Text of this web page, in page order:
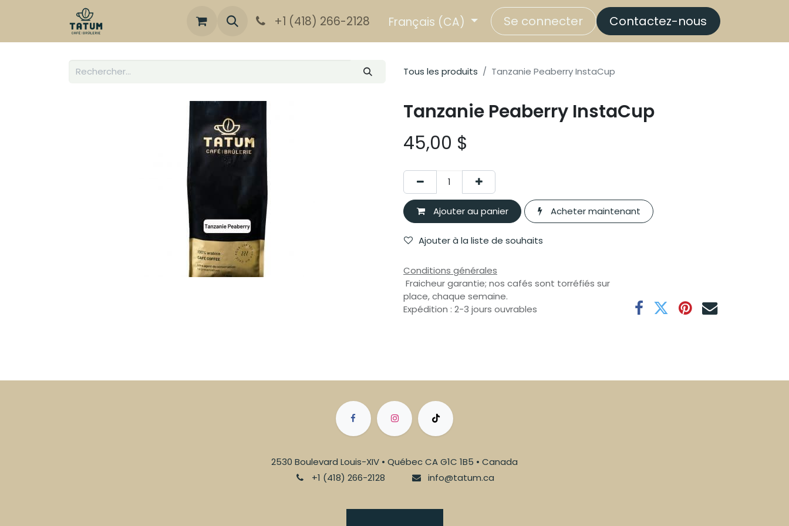
+1 (418) 266-2128 Français (CA) Se connecter Contactez-nous
Tous les produits Tanzanie Peaberry InstaCup
Tanzanie Peaberry InstaCup
45,00 $
Ajouter au panier Acheter maintenant
Ajouter à la liste de souhaits
Conditions générales
Fraicheur garantie; nos cafés sont torréfiés sur
place, chaque semaine.
Expédition : 2-3 jours ouvrables
2530 Boulevard Louis-XIV • Québec CA G1C 1B5 • Canada
+1 (418) 266-2128
info@tatum.ca